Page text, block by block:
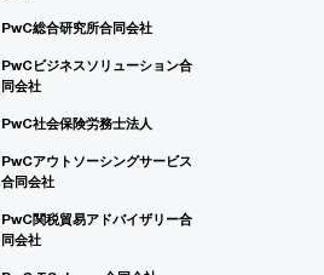
PwC総合研究所合同会社
PwCビジネスソリューション合
同会社
PwC社会保険労務士法人
PwCアウトソーシングサービス
合同会社
PwC関税貿易アドバイザリー合
同会社